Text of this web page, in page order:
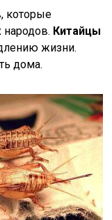
которые
народов. Китайцы
жизни.
дома.